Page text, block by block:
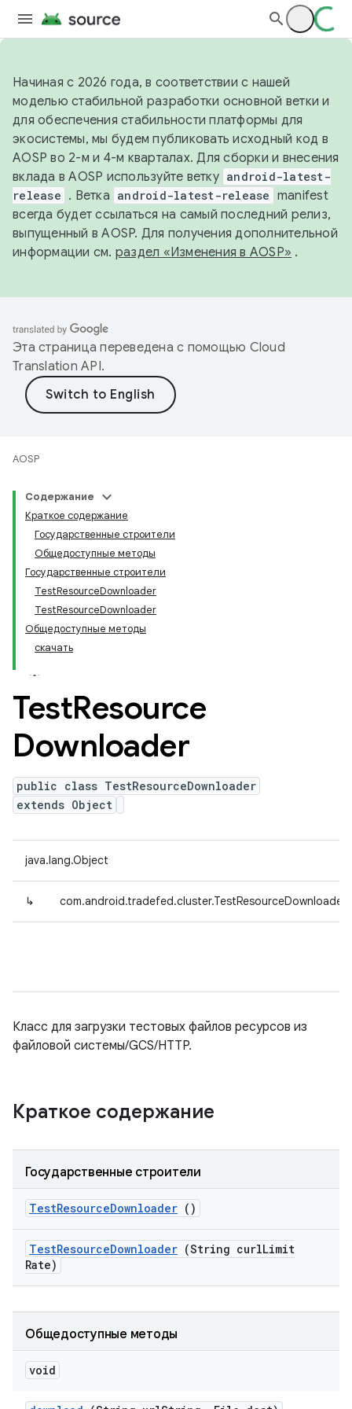
Начиная с 2026 года, в соответствии с нашей
моделью стабильной разработки основной ветки и
для обеспечения стабильности платформы для
экосистемы, мы будем публиковать исходный код в
AOSP во 2-м и 4-м кварталах. Для сборки и внесения
вклада в AOSP используйте ветку android-latest-
release . Ветка android-latest-release manifest
всегда будет ссылаться на самый последний релиз,
выпущенный в AOSP. Для получения дополнительной
информации см. раздел «Изменения в AOSP» .
Эта страница переведена с помощью Cloud
Translation API.
AOSP
Содержание
Краткое содержание
Государственные строители
Общедоступные методы
Государственные строители
TestResourceDownloader
TestResourceDownloader
Общедоступные методы
скачать
TestResource
Downloader
public class TestResourceDownloader
extends Object
java.lang.Object
↳ com.android.tradefed.cluster.TestResourceDownloader
Класс для загрузки тестовых файлов ресурсов из
файловой системы/GCS/HTTP.
Краткое содержание
Государственные строители
TestResourceDownloader ()
TestResourceDownloader (String curlLimit
Rate)
Общедоступные методы
void